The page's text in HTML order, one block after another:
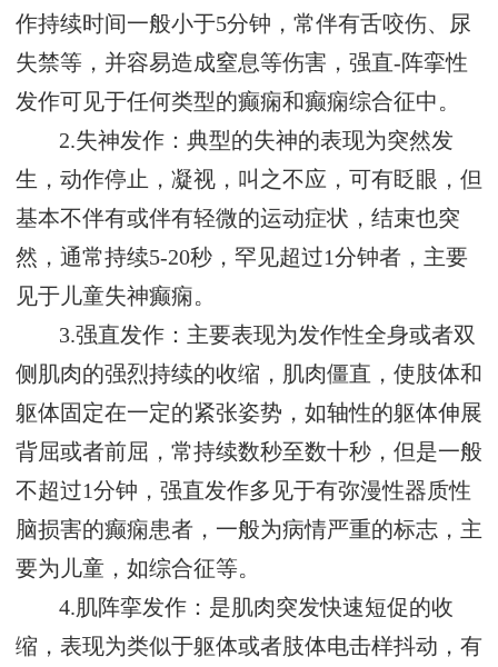
作持续时间一般小于5分钟，常伴有舌咬伤、尿
失禁等，并容易造成窒息等伤害，强直-阵挛性
发作可见于任何类型的癫痫和癫痫综合征中。
2.失神发作：典型的失神的表现为突然发
生，动作停止，凝视，叫之不应，可有眨眼，但
基本不伴有或伴有轻微的运动症状，结束也突
然，通常持续5-20秒，罕见超过1分钟者，主要
见于儿童失神癫痫。
3.强直发作：主要表现为发作性全身或者双
侧肌肉的强烈持续的收缩，肌肉僵直，使肢体和
躯体固定在一定的紧张姿势，如轴性的躯体伸展
背屈或者前屈，常持续数秒至数十秒，但是一般
不超过1分钟，强直发作多见于有弥漫性器质性
脑损害的癫痫患者，一般为病情严重的标志，主
要为儿童，如综合征等。
4.肌阵挛发作：是肌肉突发快速短促的收
缩，表现为类似于躯体或者肢体电击样抖动，有